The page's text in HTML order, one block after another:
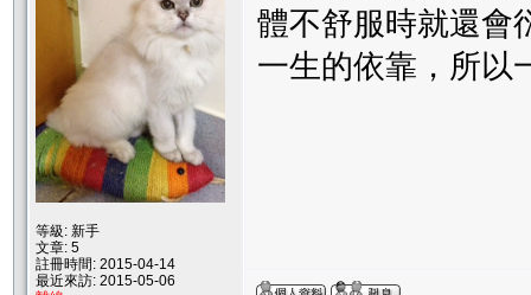
等級: 新手
文章: 5
註冊時間: 2015-04-14
最近來訪: 2015-05-06
體不舒服時就還會
一生的依靠，所以